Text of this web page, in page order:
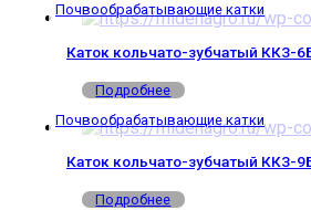
Почвообрабатывающие катки
Каток кольчато-зубчатый ККЗ-
Подробнее
Почвообрабатывающие катки
Каток кольчато-зубчатый ККЗ-
Подробнее